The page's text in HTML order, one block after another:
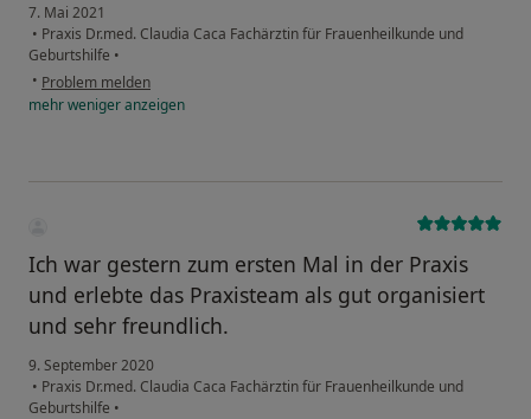
7. Mai 2021
• Praxis Dr.med. Claudia Caca Fachärztin für Frauenheilkunde und
Geburtshilfe •
• Problem melden
mehrwenigeranzeigen
Ich war gestern zum ersten Mal in der Praxis
und erlebte das Praxisteam als gut organisiert
und sehr freundlich.
9. September 2020
• Praxis Dr.med. Claudia Caca Fachärztin für Frauenheilkunde und
Geburtshilfe •